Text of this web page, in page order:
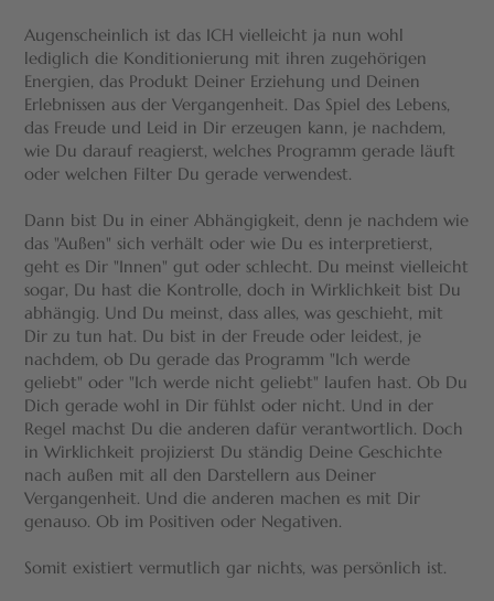
Augenscheinlich ist das ICH vielleicht ja nun wohl
lediglich die Konditionierung mit ihren zugehörigen
Energien, das Produkt Deiner Erziehung und Deinen
Erlebnissen aus der Vergangenheit. Das Spiel des Lebens,
das Freude und Leid in Dir erzeugen kann, je nachdem,
wie Du darauf reagierst, welches Programm gerade läuft
oder welchen Filter Du gerade verwendest.
Dann bist Du in einer Abhängigkeit, denn je nachdem wie
das "Außen" sich verhält oder wie Du es interpretierst,
geht es Dir "Innen" gut oder schlecht. Du meinst vielleicht
sogar, Du hast die Kontrolle, doch in Wirklichkeit bist Du
abhängig. Und Du meinst, dass alles, was geschieht, mit
Dir zu tun hat. Du bist in der Freude oder leidest, je
nachdem, ob Du gerade das Programm "Ich werde
geliebt" oder "Ich werde nicht geliebt" laufen hast. Ob Du
Dich gerade wohl in Dir fühlst oder nicht. Und in der
Regel machst Du die anderen dafür verantwortlich. Doch
in Wirklichkeit projizierst Du ständig Deine Geschichte
nach außen mit all den Darstellern aus Deiner
Vergangenheit. Und die anderen machen es mit Dir
genauso. Ob im Positiven oder Negativen.
Somit existiert vermutlich gar nichts, was persönlich ist.